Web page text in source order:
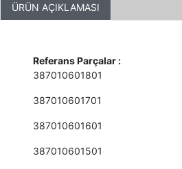
ÜRÜN AÇIKLAMASI
Referans Parçalar :
387010601801
387010601701
387010601601
387010601501